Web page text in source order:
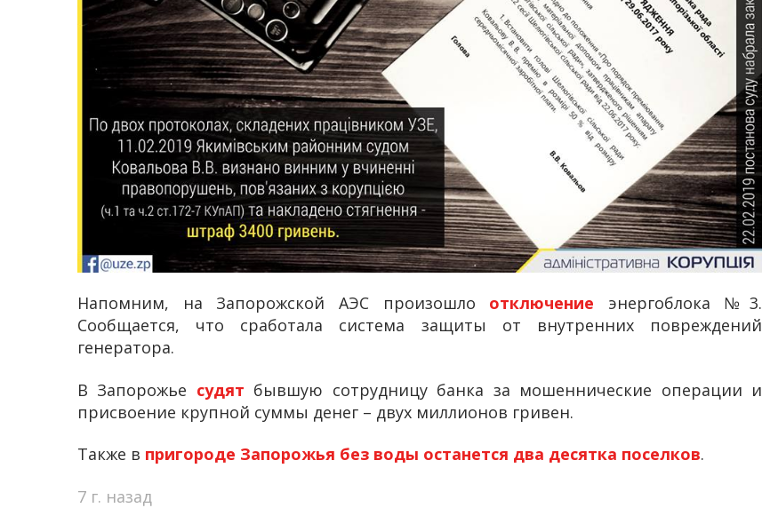
Напомним, на Запорожской АЭС произошло отключение энергоблока №3.
Сообщается, что сработала система защиты от внутренних повреждений
генератора.
В Запорожье судят бывшую сотрудницу банка за мошеннические операции и
присвоение крупной суммы денег – двух миллионов гривен.
Также в пригороде Запорожья без воды останется два десятка поселков.
7 г. назад